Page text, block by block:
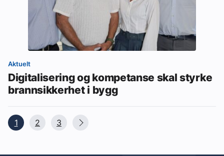
Aktuelt
Digitalisering og kompetanse skal styrke
brannsikkerhet i bygg
1 2 3